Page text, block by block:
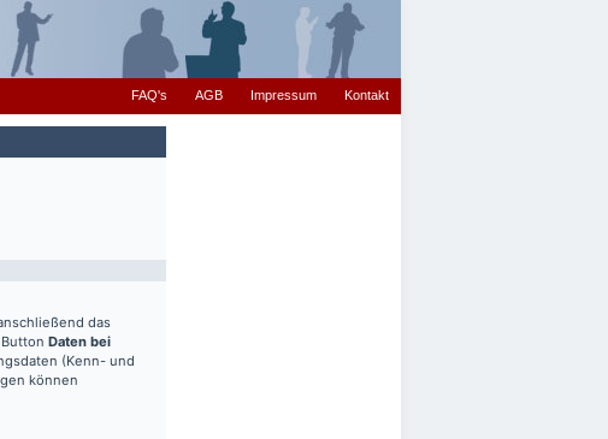
FAQ's AGB Impressum Kontakt
das
Daten bei
(Kenn- und
können